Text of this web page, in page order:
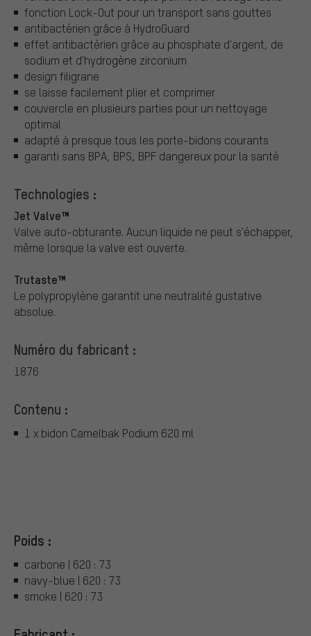
fonction Lock-Out pour un transport sans gouttes
antibactérien grâce à HydroGuard
effet antibactérien grâce au phosphate d'argent, de
sodium et d'hydrogène zirconium
design filigrane
se laisse facilement plier et comprimer
couvercle en plusieurs parties pour un nettoyage
optimal
adapté à presque tous les porte-bidons courants
garanti sans BPA, BPS, BPF dangereux pour la santé
Technologies :
Jet Valve™
Valve auto-obturante. Aucun liquide ne peut s'échapper,
même lorsque la valve est ouverte.
Trutaste™
Le polypropylène garantit une neutralité gustative
absolue.
Numéro du fabricant :
1876
Contenu :
1 x bidon Camelbak Podium 620 ml
Poids :
carbone | 620 : 73
navy-blue | 620 : 73
smoke | 620 : 73